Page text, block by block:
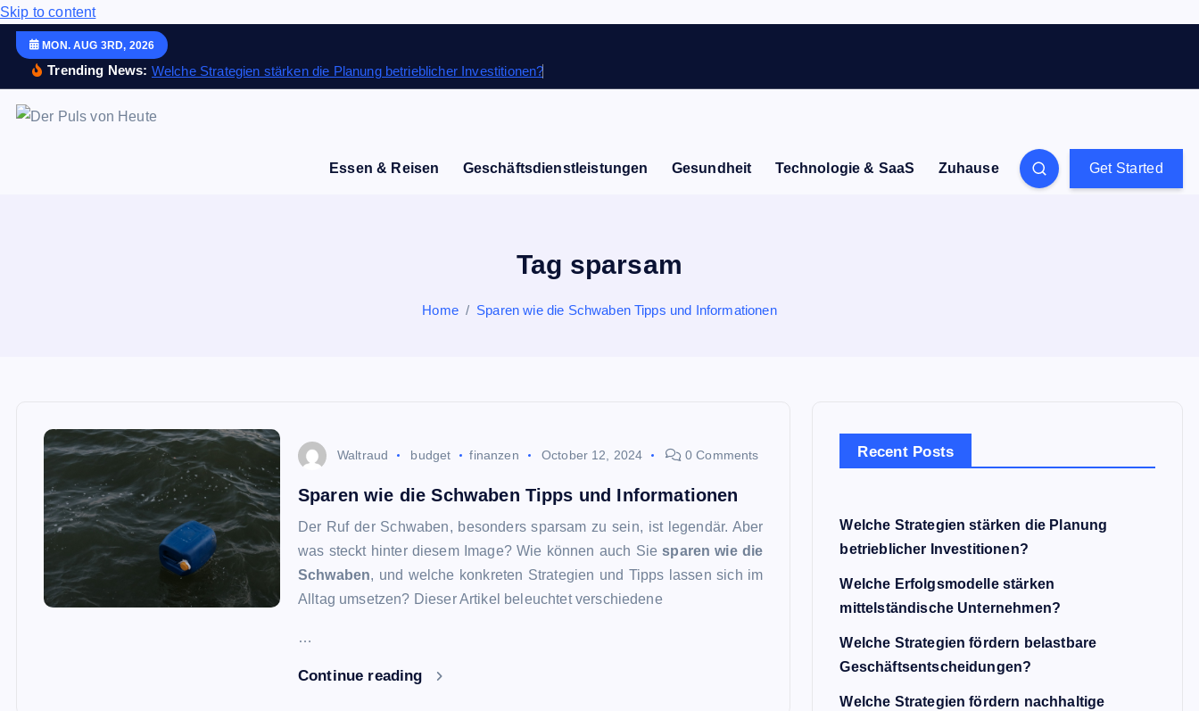
Skip to content
MON. AUG 3RD, 2026
Trending News: Welche Strategien stärken die Planung betrieblicher Investitionen?
Essen & Reisen
Geschäftsdienstleistungen Gesundheit Technologie & SaaS Zuhause Get Started
Tag sparsam
Home Sparen wie die Schwaben Tipps und Informationen
Waltraud budget finanzen October 12, 2024 0 Comments
Sparen wie die Schwaben Tipps und Informationen
Der Ruf der Schwaben, besonders sparsam zu sein, ist legendär. Aber
was steckt hinter diesem Image? Wie können auch Siesparen wie die
Schwaben, und welche konkreten Strategien und Tipps lassen sich im
Alltag umsetzen? Dieser Artikel beleuchtet verschiedene
…
Continue reading
Recent Posts
Welche Strategien stärken die Planung
betrieblicher Investitionen?
Welche Erfolgsmodelle stärken
mittelständische Unternehmen?
Welche Strategien fördern belastbare
Geschäftsentscheidungen?
Welche Strategien fördern nachhaltige